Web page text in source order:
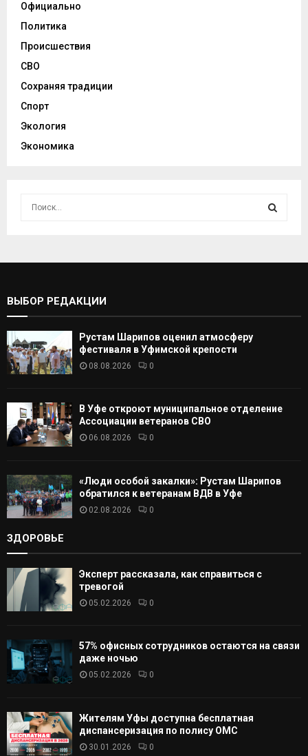
Официально
Политика
Происшествия
СВО
Сохраняя традиции
Спорт
Экология
Экономика
С
А
ВЫБОР РЕДАКЦИИ
Рустам Шарипов оценил атмосферу
фестиваля в Уфимской крепости
08.08.2026 0
В Уфе откроют муниципальное отделение
Ассоциации ветеранов СВО
06.08.2026 0
«Люди особой закалки»: Рустам Шарипов
обратился к ветеранам ВДВ в Уфе
02.08.2026 0
ЗДОРОВЬЕ
Эксперт рассказала, как справиться с
тревогой
05.02.2026 0
57% офисных сотрудников остаются на связи
даже ночью
05.02.2026 0
Жителям Уфы доступна бесплатная
диспансеризация по полису ОМС
30.01.2026 0